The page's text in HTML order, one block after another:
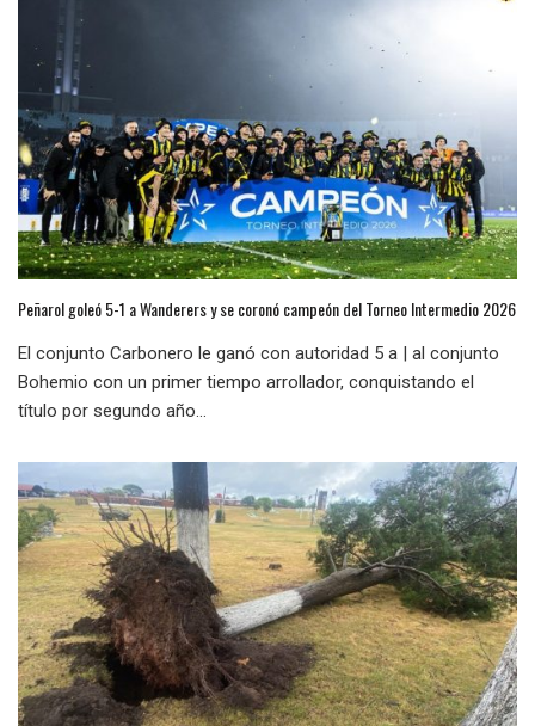
Peñarol goleó 5-1 a Wanderers y se coronó campeón del Torneo Intermedio 2026
El conjunto Carbonero le ganó con autoridad 5 a | al conjunto
Bohemio con un primer tiempo arrollador, conquistando el
título por segundo año...